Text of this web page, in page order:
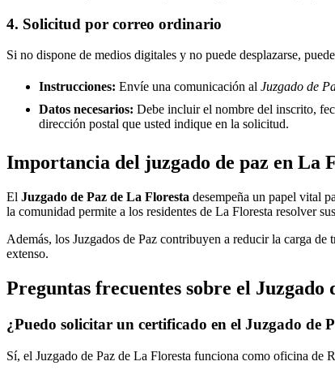
4. Solicitud por correo ordinario
Si no dispone de medios digitales y no puede desplazarse,
Instrucciones: Envíe una comunicación al Juzgado de
Datos necesarios: Debe incluir el nombre del inscrito,
dirección postal que usted indique en la solicitud.
Importancia del juzgado de paz en La
El Juzgado de Paz de La Floresta desempeña un papel vital
la comunidad permite a los residentes de La Floresta resolver
Además, los Juzgados de Paz contribuyen a reducir la carga
extenso.
Preguntas frecuentes sobre el Juzgado
¿Puedo solicitar un certificado en el Juzgado de
Sí, el Juzgado de Paz de La Floresta funciona como oficina de